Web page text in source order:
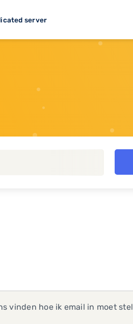
server
vinden hoe ik email in moet